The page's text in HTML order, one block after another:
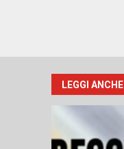
LEGGI ANCHE